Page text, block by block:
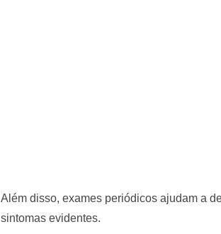
Além disso, exames periódicos ajudam a
sintomas evidentes.